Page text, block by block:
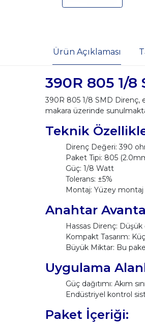
Ürün Açıklaması
390R 805 1/
390R 805 1/8 SMD Direnç,
makara üzerinde
Teknik
Direnç Değeri: 390
Paket Tipi: 805
Güç: 1/8 Watt
Tolerans: ±5%
Montaj: Yüzey montaj
Anahtar
Hassas Direnç: Düşük
Kompakt Tasarım:
Büyük Miktar: Bu
Uygulama
Güç dağıtımı: Akım
Endüstriyel kontrol
Paket İçeriği: